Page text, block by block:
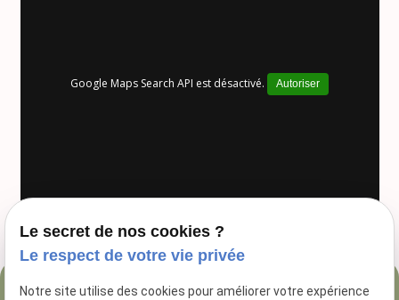
Google Maps Search API est désactivé. Autoriser
Le secret de nos cookies ?
Le respect de votre vie privée
Notre site utilise des cookies pour améliorer votre expérience